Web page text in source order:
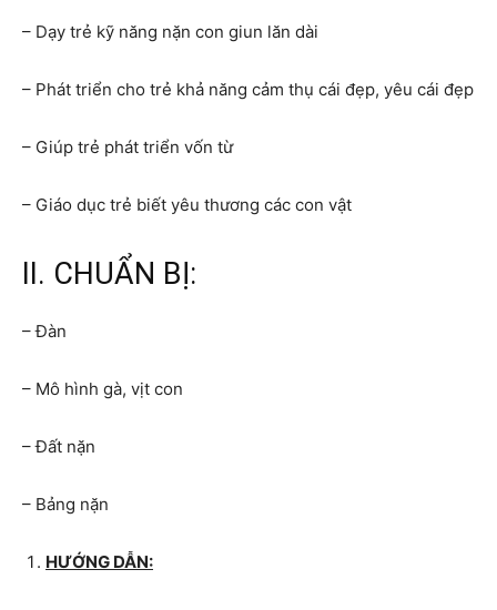
– Dạy trẻ kỹ năng nặn con giun lăn dài
– Phát triển cho trẻ khả năng cảm thụ cái đẹp, yêu cái đẹp
– Giúp trẻ phát triển vốn từ
– Giáo dục trẻ biết yêu thương các con vật
II. CHUẨN BỊ:
– Đàn
– Mô hình gà, vịt con
– Đất nặn
– Bảng nặn
HƯỚNG DẪN: